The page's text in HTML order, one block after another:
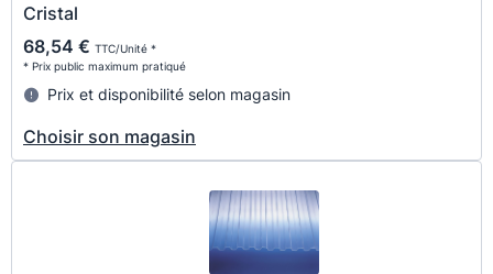
Cristal
68,54 € TTC/Unité *
* Prix public maximum pratiqué
Prix et disponibilité selon magasin
Choisir son magasin